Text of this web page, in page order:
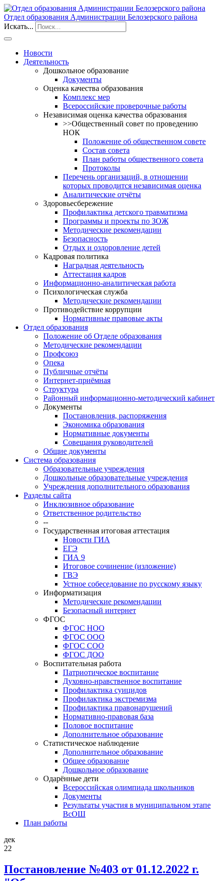
Отдел образования Администрации Белозерского района
Искать...
Новости
Деятельность
Дошкольное образование
Документы
Оценка качества образования
Комплекс мер
Всероссийские проверочные работы
Независимая оценка качества образования
>>Общественный совет по проведению
НОК
Положение об общественном совете
Состав совета
План работы общественного совета
Протоколы
Перечень организаций, в отношении
которых проводится независимая оценка
Аналитические отчёты
Здоровьесбережение
Профилактика детского травматизма
Программы и проекты по ЗОЖ
Методические рекомендации
Безопасность
Отдых и оздоровление детей
Кадровая политика
Наградная деятельность
Аттестация кадров
Информационно-аналитическая работа
Психологическая служба
Методические рекомендации
Противодействие коррупции
Нормативные правовые акты
Отдел образования
Положение об Отделе образования
Методические рекомендации
Профсоюз
Опека
Публичные отчёты
Интернет-приёмная
Структура
Районный информационно-методический кабинет
Документы
Постановления, распоряжения
Экономика образования
Нормативные документы
Совещания руководителей
Общие документы
Система образования
Образовательные учреждения
Дошкольные образовательные учреждения
Учреждения дополнительного образования
Разделы сайта
Инклюзивное образование
Ответственное родительство
--
Государственная итоговая аттестация
Новости ГИА
ЕГЭ
ГИА 9
Итоговое сочинение (изложение)
ГВЭ
Устное собеседование по русскому языку
Информатизация
Методические рекомендации
Безопасный интернет
ФГОС
ФГОС НОО
ФГОС ООО
ФГОС СОО
ФГОС ДОО
Воспитательная работа
Патриотическое воспитание
Духовно-нравственное воспитание
Профилактика суицидов
Профилактика экстремизма
Профилактика правонарушений
Нормативно-правовая база
Половое воспитание
Дополнительное образование
Статистическое наблюдение
Дополнительное образование
Общее образование
Дошкольное образование
Одарённые дети
Всероссийская олимпиада школьников
Документы
Результаты участия в муниципальном этапе
ВсОШ
План работы
дек
22
Постановление №403 от 01.12.2022 г.